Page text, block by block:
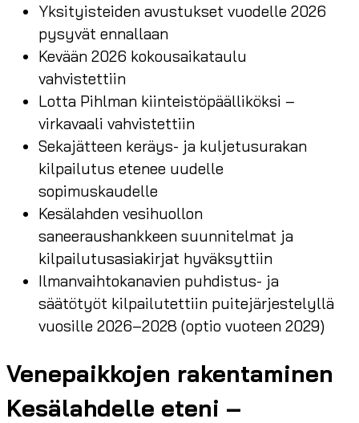
Yksityisteiden avustukset vuodelle 2026
pysyvät ennallaan
Kevään 2026 kokousaikataulu
vahvistettiin
Lotta Pihlman kiinteistöpäälliköksi –
virkavaali vahvistettiin
Sekajätteen keräys- ja kuljetusurakan
kilpailutus etenee uudelle
sopimuskaudelle
Kesälahden vesihuollon
saneeraushankkeen suunnitelmat ja
kilpailutusasiakirjat hyväksyttiin
Ilmanvaihtokanavien puhdistus- ja
säätötyöt kilpailutettiin puitejärjestelyllä
vuosille 2026–2028 (optio vuoteen 2029)
Venepaikkojen rakentaminen
Kesälahdelle eteni –